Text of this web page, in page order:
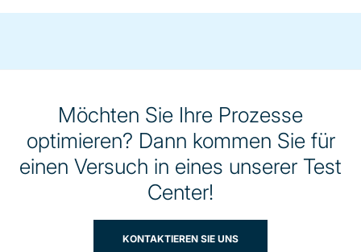
Möchten Sie Ihre Prozesse
optimieren? Dann kommen Sie für
einen Versuch in eines unserer Test
Center!
KONTAKTIEREN SIE UNS